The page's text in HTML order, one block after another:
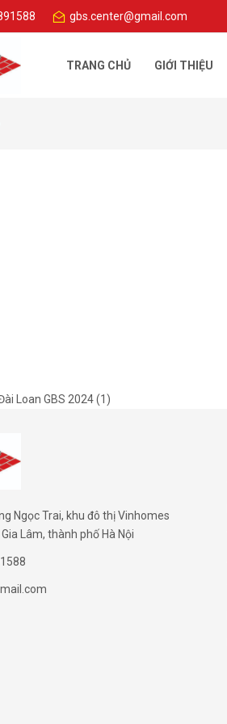
gbs.center@gmail.com
TRANG CHỦ GIỚI THIỆU
Loan GBS 2024 (1)
Ngọc Trai, khu đô thị Vinhomes
Lâm, thành phố Hà Nội